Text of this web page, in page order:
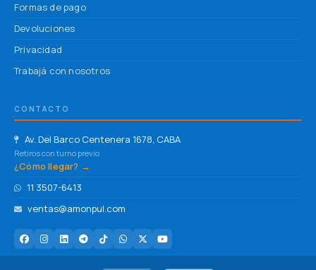
Formas de pago
Devoluciones
Privacidad
Trabajá con nosotros
CONTACTO
Av. Del Barco Centenera 1678, CABA
Retiros con turno previo
¿Cómo llegar? →
11 3507-6413
ventas@amonpul.com